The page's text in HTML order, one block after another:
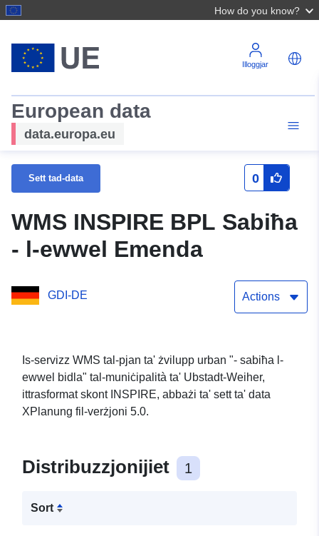
How do you know?
Illoggjar
European data
data.europa.eu
Sett tad-data 0
WMS INSPIRE BPL Sabiħa
- l-ewwel Emenda
GDI-DE Actions
Is-servizz WMS tal-pjan ta' żvilupp urban "- sabiħa l-
ewwel bidla" tal-muniċipalità ta' Ubstadt-Weiher,
ittrasformat skont INSPIRE, abbażi ta' sett ta' data
XPlanung fil-verżjoni 5.0.
Distribuzzjonijiet 1
Sort